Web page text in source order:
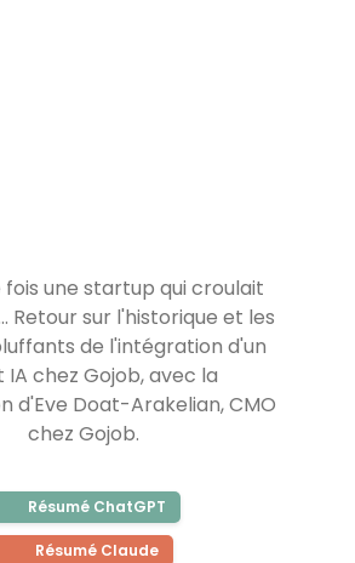
fois une startup qui croulait
Retour sur l'historique et les
de l'intégration d'un
IA chez Gojob, avec la
d'Eve Doat-Arakelian, CMO
chez Gojob.
Résumé ChatGPT
Résumé Claude